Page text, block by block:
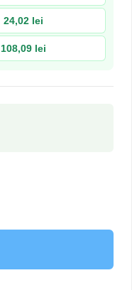
24,02 lei
108,09 lei